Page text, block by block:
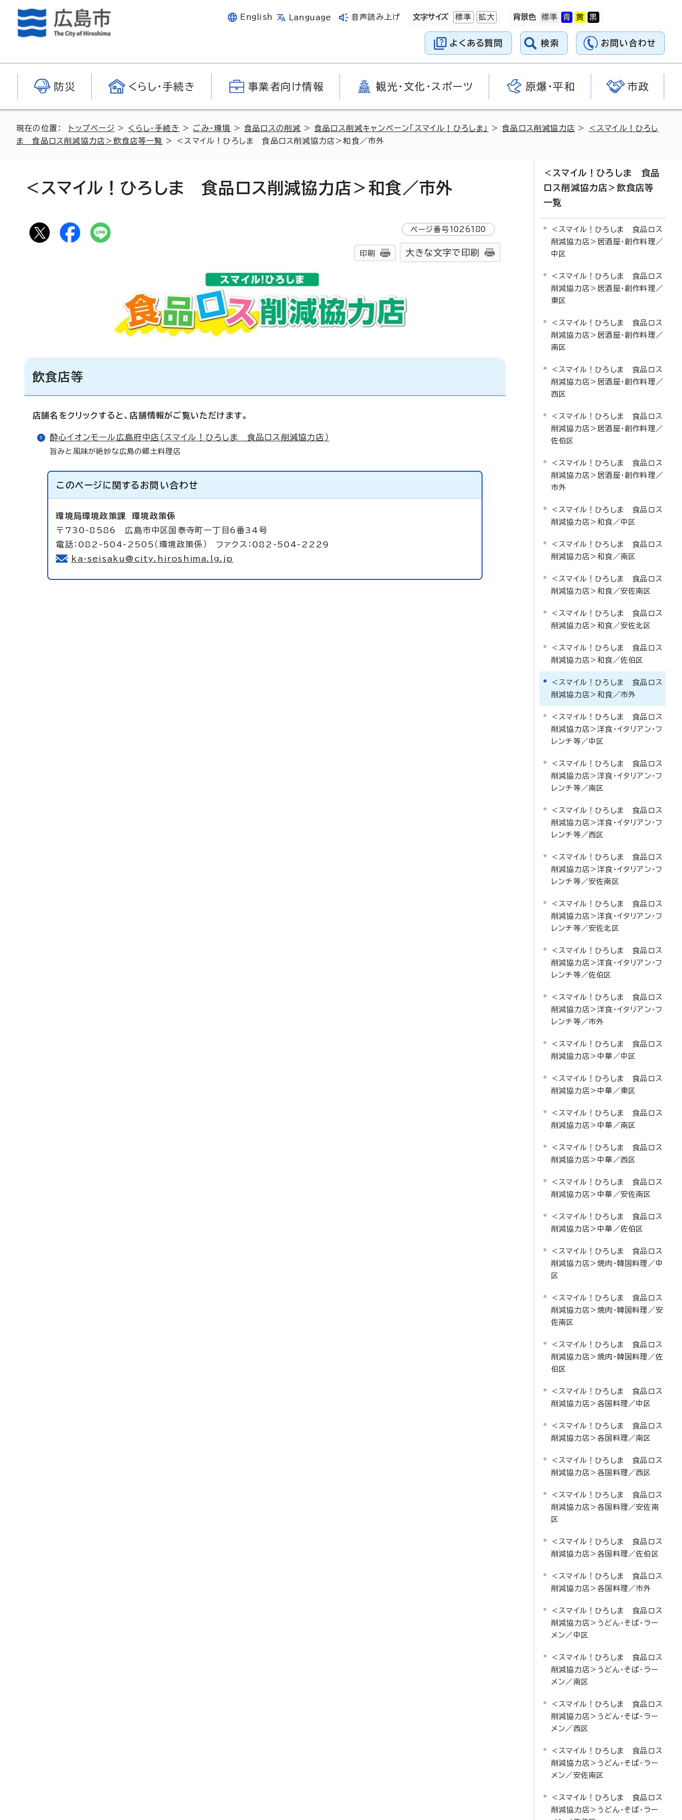
English Language 音声読み上げ 文字サイズ 標準 拡大 背景色
よくある質問 検索 お問い合わせ
防災 くらし・手続き 事業者向け情報 観光・文化・スポーツ 原爆・平和 市政
現在の位置： トップページ > くらし・手続き > ごみ・環境 >食品ロスの削減 >食品ロス削減キャンペーン「スマイル！ひろしま」 >食品ロス削減協力店 >
＜スマイル！ひろし
ま 食品ロス削減協力店＞飲食店等一覧 > ＜スマイル！ひろしま 食品ロス削減協力店＞和食／市外
＜スマイル！ひろしま 食品ロス削減協力店＞和食／市外
ページ番号1026180
印刷 大きな文字で印刷
飲食店等
店舗名をクリックすると、店舗情報がご覧いただけます。
酔心イオンモール広島府中店（スマイル！ひろしま 食品ロス削減協力店）
旨みと風味が絶妙な広島の郷土料理店
このページに関する お問い合わせ
環境局環境政策課環境政策係
〒730-8586 広島市中区国泰寺町一丁目6番34号
電話：082-504-2505（環境政策係） ファクス：082-504-2229
ka-seisaku@city.hiroshima.lg.jp
＜スマイル！ひろしま 食品
ロス削減協力店＞飲食店等
一覧
＜スマイル！ひろしま 食品ロス
削減協力店＞居酒屋・創作料理／
中区
＜スマイル！ひろしま 食品ロス
削減協力店＞居酒屋・創作料理／
東区
＜スマイル！ひろしま 食品ロス
削減協力店＞居酒屋・創作料理／
南区
＜スマイル！ひろしま 食品ロス
削減協力店＞居酒屋・創作料理／
西区
＜スマイル！ひろしま 食品ロス
削減協力店＞居酒屋・創作料理／
佐伯区
＜スマイル！ひろしま 食品ロス
削減協力店＞居酒屋・創作料理／
市外
＜スマイル！ひろしま 食品ロス
削減協力店＞和食／中区
＜スマイル！ひろしま 食品ロス
削減協力店＞和食／南区
＜スマイル！ひろしま 食品ロス
削減協力店＞和食／安佐南区
＜スマイル！ひろしま 食品ロス
削減協力店＞和食／安佐北区
＜スマイル！ひろしま 食品ロス
削減協力店＞和食／佐伯区
＜スマイル！ひろしま 食品ロス
削減協力店＞和食／市外
＜スマイル！ひろしま 食品ロス
削減協力店＞洋食・イタリアン・フ
レンチ等／中区
＜スマイル！ひろしま 食品ロス
削減協力店＞洋食・イタリアン・フ
レンチ等／南区
＜スマイル！ひろしま 食品ロス
削減協力店＞洋食・イタリアン・フ
レンチ等／西区
＜スマイル！ひろしま 食品ロス
削減協力店＞洋食・イタリアン・フ
レンチ等／安佐南区
＜スマイル！ひろしま 食品ロス
削減協力店＞洋食・イタリアン・フ
レンチ等／安佐北区
＜スマイル！ひろしま 食品ロス
削減協力店＞洋食・イタリアン・フ
レンチ等／佐伯区
＜スマイル！ひろしま 食品ロス
削減協力店＞洋食・イタリアン・フ
レンチ等／市外
＜スマイル！ひろしま 食品ロス
削減協力店＞中華／中区
＜スマイル！ひろしま 食品ロス
削減協力店＞中華／東区
＜スマイル！ひろしま 食品ロス
削減協力店＞中華／南区
＜スマイル！ひろしま 食品ロス
削減協力店＞中華／西区
＜スマイル！ひろしま 食品ロス
削減協力店＞中華／安佐南区
＜スマイル！ひろしま 食品ロス
削減協力店＞中華／佐伯区
＜スマイル！ひろしま 食品ロス
削減協力店＞焼肉・韓国料理／中
区
＜スマイル！ひろしま 食品ロス
削減協力店＞焼肉・韓国料理／安
佐南区
＜スマイル！ひろしま 食品ロス
削減協力店＞焼肉・韓国料理／佐
伯区
＜スマイル！ひろしま 食品ロス
削減協力店＞各国料理／中区
＜スマイル！ひろしま 食品ロス
削減協力店＞各国料理／南区
＜スマイル！ひろしま 食品ロス
削減協力店＞各国料理／西区
＜スマイル！ひろしま 食品ロス
削減協力店＞各国料理／安佐南
区
＜スマイル！ひろしま 食品ロス
削減協力店＞各国料理／佐伯区
＜スマイル！ひろしま 食品ロス
削減協力店＞各国料理／市外
＜スマイル！ひろしま 食品ロス
削減協力店＞うどん・そば・ラー
メン／中区
＜スマイル！ひろしま 食品ロス
削減協力店＞うどん・そば・ラー
メン／南区
＜スマイル！ひろしま 食品ロス
削減協力店＞うどん・そば・ラー
メン／西区
＜スマイル！ひろしま 食品ロス
削減協力店＞うどん・そば・ラー
メン／安佐南区
＜スマイル！ひろしま 食品ロス
削減協力店＞うどん・そば・ラー